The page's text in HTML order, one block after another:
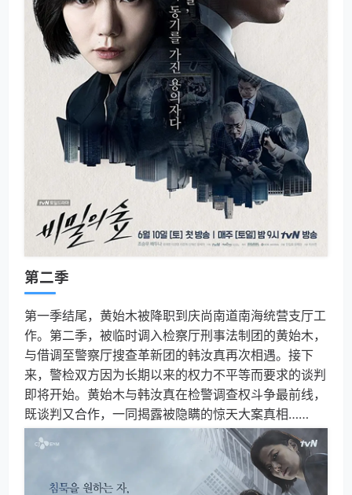
第二季
第一季结尾，黄始木被降职到庆尚南道南海统营支厅工
作。第二季，被临时调入检察厅刑事法制团的黄始木，
与借调至警察厅搜查革新团的韩汝真再次相遇。接下
来，警检双方因为长期以来的权力不平等而要求的谈判
即将开始。黄始木与韩汝真在检警调查权斗争最前线，
既谈判又合作，一同揭露被隐瞒的惊天大案真相……